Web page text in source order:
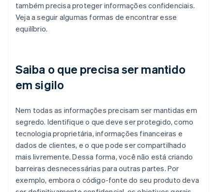
também precisa proteger informações confidenciais.
Veja a seguir algumas formas de encontrar esse
equilíbrio.
Saiba o que precisa ser mantido
em sigilo
Nem todas as informações precisam ser mantidas em
segredo. Identifique o que deve ser protegido, como
tecnologia proprietária, informações financeiras e
dados de clientes, e o que pode ser compartilhado
mais livremente. Dessa forma, você não está criando
barreiras desnecessárias para outras partes. Por
exemplo, embora o código-fonte do seu produto deva